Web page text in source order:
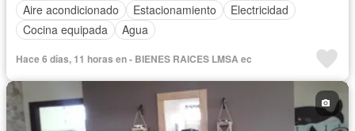
Aire acondicionado
Estacionamiento
Electricidad
Cocina equipada
Agua
Hace 6 días, 11 horas en - BIENES RAICES LMSA ec